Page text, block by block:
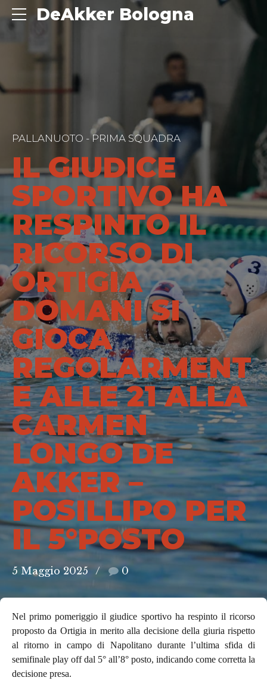
DeAkker Bologna
PALLANUOTO - PRIMA SQUADRA
IL GIUDICE
SPORTIVO HA
RESPINTO IL
RICORSO DI
ORTIGIA
DOMANI SI
GIOCA
REGOLARMENT
E ALLE 21 ALLA
CARMEN
LONGO DE
AKKER –
POSILLIPO PER
IL 5°POSTO
5 Maggio 2025 0
Nel primo pomeriggio il giudice sportivo ha respinto il ricorso
proposto da Ortigia in merito alla decisione della giuria rispetto
al ritorno in campo di Napolitano durante l’ultima sfida di
semifinale play off dal 5° all’8° posto, indicando come corretta la
decisione presa.